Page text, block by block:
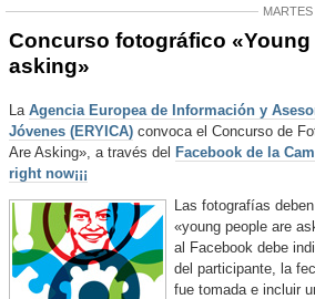
Concurso fotográfico «Young
asking»
La Agencia Europea de Información y
Jóvenes (ERYICA) convoca el Concurso de
Are Asking», a través del
Facebook de la
right now¡¡¡
Las fotografías
«young people are
al Facebook debe
del participante, la
fue tomada e incluir